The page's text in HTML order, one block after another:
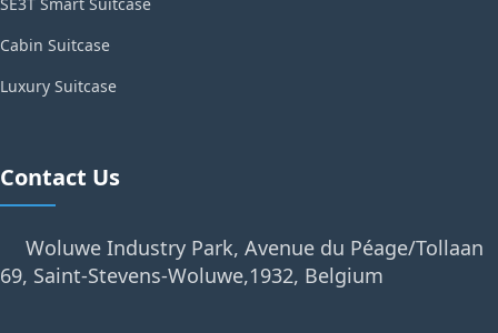
Cabin Suitcase
Luxury Suitcase
Contact Us
Woluwe Industry Park, Avenue du Péage/Tollaan
69, Saint-Stevens-Woluwe,1932, Belgium